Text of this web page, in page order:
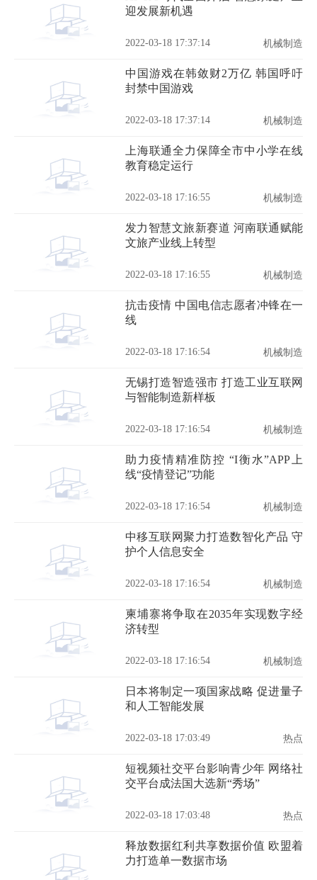
迎发展新机遇
2022-03-18 17:37:14 机械制造
中国游戏在韩敛财2万亿 韩国呼吁
封禁中国游戏
2022-03-18 17:37:14 机械制造
上海联通全力保障全市中小学在线
教育稳定运行
2022-03-18 17:16:55 机械制造
发力智慧文旅新赛道 河南联通赋能
文旅产业线上转型
2022-03-18 17:16:55 机械制造
抗击疫情 中国电信志愿者冲锋在一
线
2022-03-18 17:16:54 机械制造
无锡打造智造强市 打造工业互联网
与智能制造新样板
2022-03-18 17:16:54 机械制造
助力疫情精准防控 “I衡水”APP上
线“疫情登记”功能
2022-03-18 17:16:54 机械制造
中移互联网聚力打造数智化产品 守
护个人信息安全
2022-03-18 17:16:54 机械制造
柬埔寨将争取在2035年实现数字经
济转型
2022-03-18 17:16:54 机械制造
日本将制定一项国家战略 促进量子
和人工智能发展
2022-03-18 17:03:49 热点
短视频社交平台影响青少年 网络社
交平台成法国大选新“秀场”
2022-03-18 17:03:48 热点
释放数据红利共享数据价值 欧盟着
力打造单一数据市场